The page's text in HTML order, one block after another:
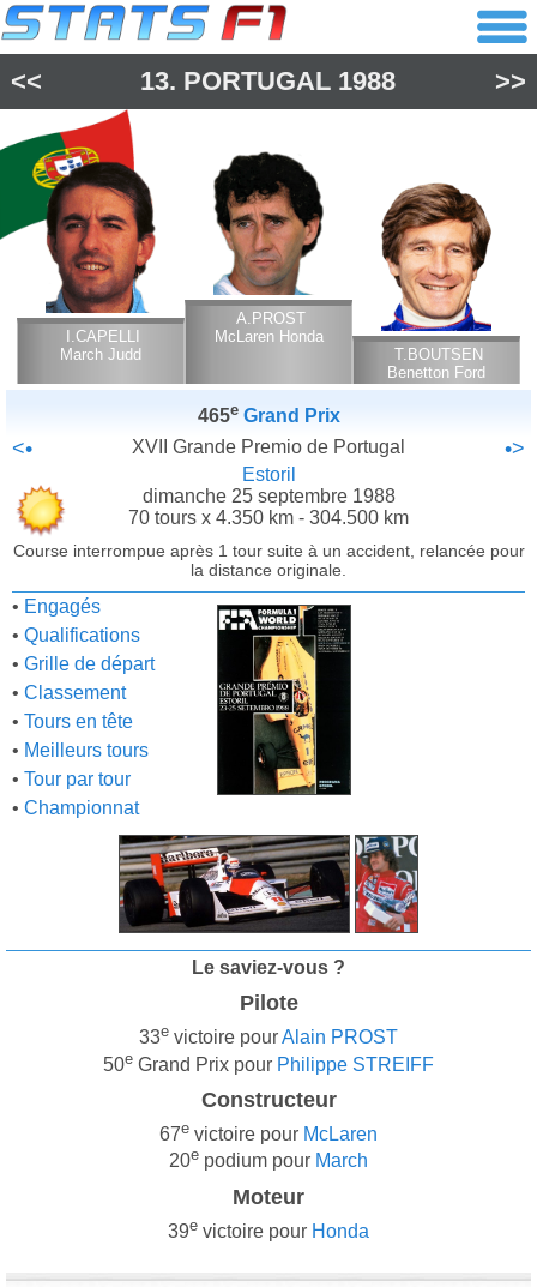
<< 13. PORTUGAL 1988 >>
I.CAPELLI
March Judd
A.PROST
McLaren Honda
T.BOUTSEN
Benetton Ford
Cosworth
465e Grand Prix
<• XVII Grande Premio de Portugal •>
Estoril
dimanche 25 septembre 1988
70 tours x 4.350 km - 304.500 km
Course interrompue après 1 tour suite à un accident, relancée pour
la distance originale.
• Engagés
• Qualifications
• Grille de départ
• Classement
• Tours en tête
• Meilleurs tours
• Tour par tour
• Championnat
Le saviez-vous ?
Pilote
33e victoire pourAlain PROST
50e Grand Prix pour Philippe STREIFF
Constructeur
67e victoire pour McLaren
20e podium pour March
Moteur
39e victoire pour Honda